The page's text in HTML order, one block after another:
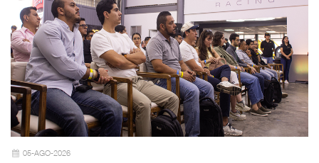
05-AGO-2026